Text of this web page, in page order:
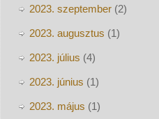
2023. szeptember(2)
2023. augusztus (1)
2023. július (4)
2023. június (1)
2023. május (1)